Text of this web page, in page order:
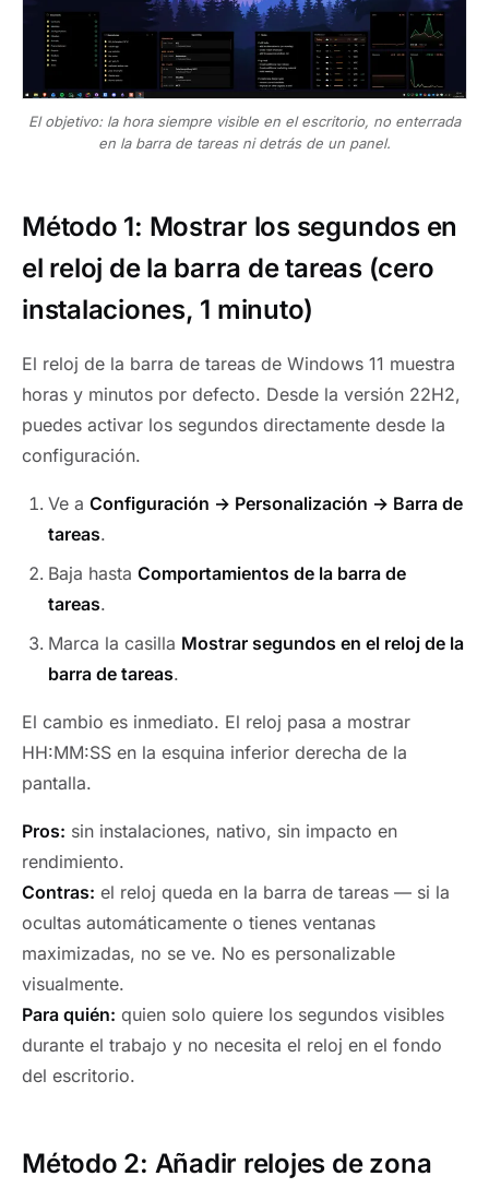
El objetivo: la hora siempre visible en el escritorio, no enterrada
en la barra de tareas ni detrás de un panel.
Método 1: Mostrar los segundos en
el reloj de la barra de tareas (cero
instalaciones, 1 minuto)
El reloj de la barra de tareas de Windows 11 muestra
horas y minutos por defecto. Desde la versión 22H2,
puedes activar los segundos directamente desde la
configuración.
Ve a Configuración → Personalización → Barra de
tareas.
Baja hasta Comportamientos de la barra de
tareas.
Marca la casilla Mostrar segundos en el reloj de la
barra de tareas.
El cambio es inmediato. El reloj pasa a mostrar
HH:MM:SS en la esquina inferior derecha de la
pantalla.
Pros: sin instalaciones, nativo, sin impacto en
rendimiento.
Contras: el reloj queda en la barra de tareas — si la
ocultas automáticamente o tienes ventanas
maximizadas, no se ve. No es personalizable
visualmente.
Para quién: quien solo quiere los segundos visibles
durante el trabajo y no necesita el reloj en el fondo
del escritorio.
Método 2: Añadir relojes de zona